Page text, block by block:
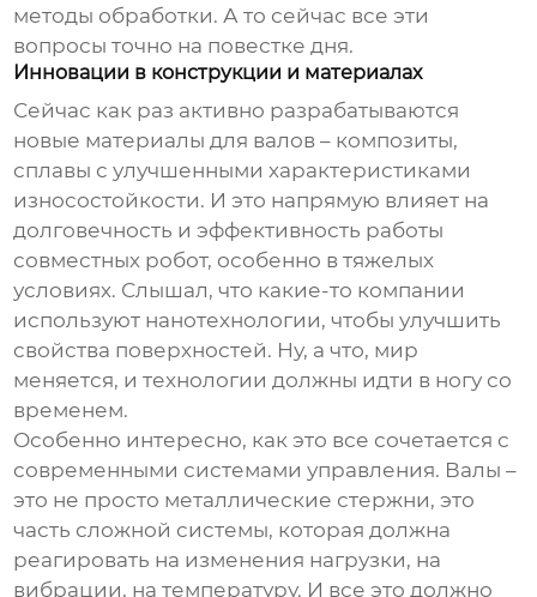
методы обработки. А то сейчас все эти
вопросы точно на повестке дня.
Инновации в конструкции и материалах
Сейчас как раз активно разрабатываются
новые материалы для валов – композиты,
сплавы с улучшенными характеристиками
износостойкости. И это напрямую влияет на
долговечность и эффективность работы
совместных робот, особенно в тяжелых
условиях. Слышал, что какие-то компании
используют нанотехнологии, чтобы улучшить
свойства поверхностей. Ну, а что, мир
меняется, и технологии должны идти в ногу со
временем.
Особенно интересно, как это все сочетается с
современными системами управления. Валы –
это не просто металлические стержни, это
часть сложной системы, которая должна
реагировать на изменения нагрузки, на
вибрации, на температуру. И все это должно